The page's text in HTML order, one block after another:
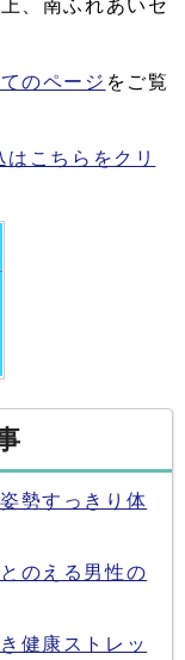
、南ふれあいセ
のページ をご覧
こちらをクリ
勢すっきり体
のえる男性の
健康ストレッ